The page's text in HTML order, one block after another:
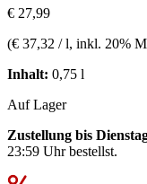
€ 27,99
(€ 37,32 / l, inkl. 20%
Inhalt: 0,75 l
Auf Lager
Zustellung bis
23:59 Uhrbestellst.